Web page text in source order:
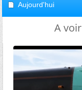
Aujourd'hui
A